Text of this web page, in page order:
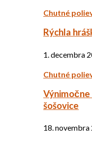
Chutné
Rýchla
1. decembra
Chutné
Výnimočne
šošovice
18. novembra